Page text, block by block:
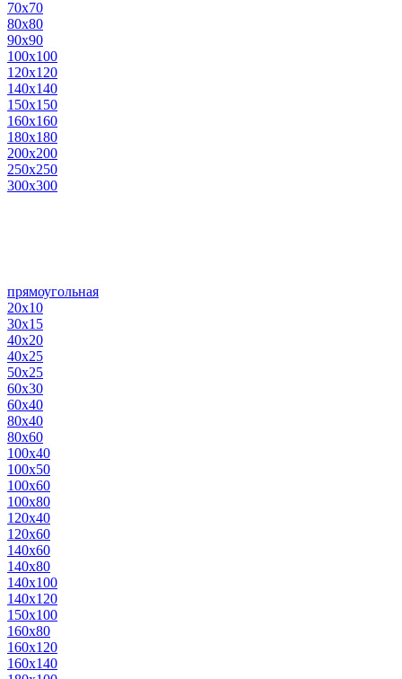
70х70
80х80
90х90
100х100
120х120
140х140
150х150
160х160
180х180
200х200
250х250
300х300
прямоугольная
20х10
30х15
40х20
40х25
50х25
60х30
60х40
80х40
80х60
100х40
100х50
100х60
100х80
120х40
120х60
140х60
140х80
140х100
140х120
150х100
160х80
160х120
160х140